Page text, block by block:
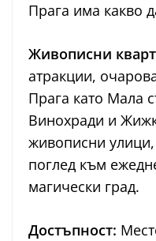
Прага има какво
Живописни
атракции,
Прага като Мала
Винохради и
живописни
поглед към
магически град.
Достъпност: